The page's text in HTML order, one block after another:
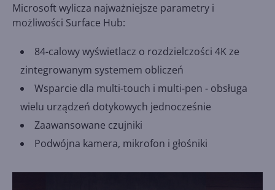
Microsoft wylicza najważniejsze parametry i
możliwości Surface Hub:
84-calowy wyświetlacz o rozdzielczości 4K ze
zintegrowanym systemem obliczeń
Wsparcie dla multi-touch i multi-pen - obsługa
wielu urządzeń dotykowych jednocześnie
Zaawansowane czujniki
Podwójna kamera, mikrofon i głośniki